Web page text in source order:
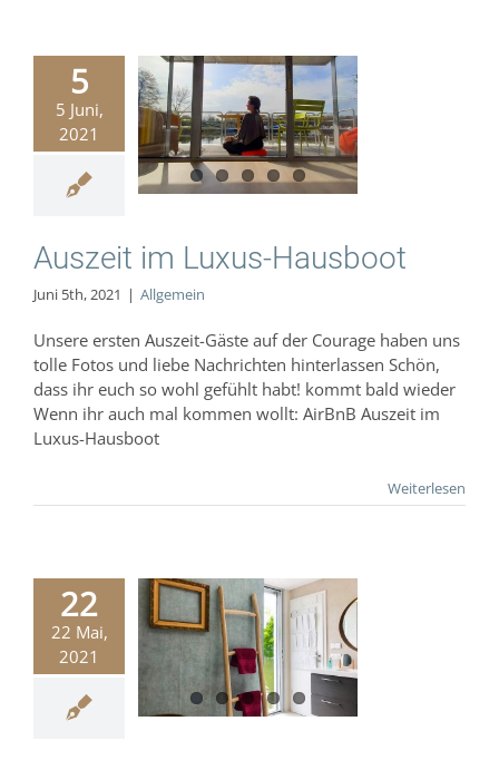
5
5 Juni,
2021
im Luxus-
Auszeit im Luxus-Hausboot
Juni 5th, 2021 | Allgemein
Unsere ersten Auszeit-Gäste auf der Courage haben uns
tolle Fotos und liebe Nachrichten hinterlassen Schön,
dass ihr euch so wohl gefühlt habt! kommt bald wieder
Wenn ihr auch mal kommen wollt: AirBnB Auszeit im
Luxus-Hausboot
Weiterlesen
22
22 Mai,
2021
für